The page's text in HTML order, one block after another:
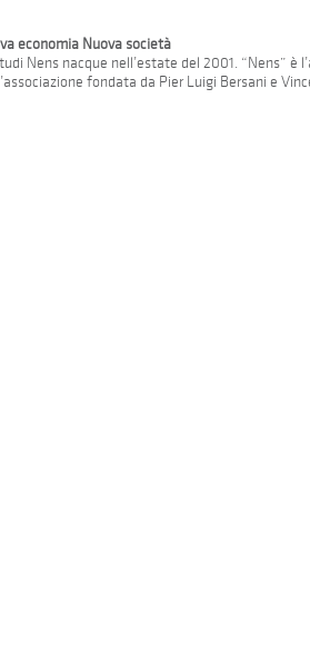
economia Nuova società
Nens nacque nell’estate del 2001. “Nens” è
fondata da Pier Luigi Bersani e